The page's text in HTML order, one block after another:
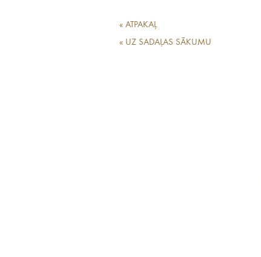
« ATPAKAĻ
« UZ SADAĻAS SĀKUMU